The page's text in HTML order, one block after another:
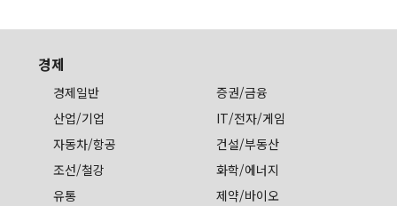
경제
경제일반
증권/금융
산업/기업
IT/전자/게임
자동차/항공
건설/부동산
조선/철강
화학/에너지
유통
제약/바이오